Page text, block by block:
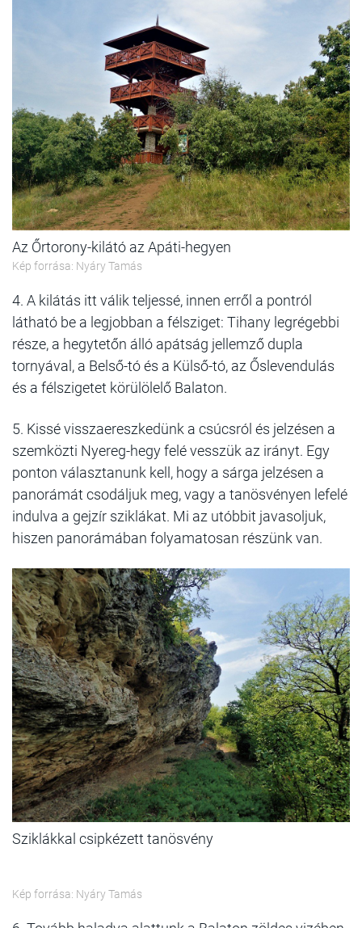
Az Őrtorony-kilátó az Apáti-hegyen
Kép forrása: Nyáry Tamás
4. A kilátás itt válik teljessé, innen erről a pontról
látható be a legjobban a félsziget: Tihany legrégebbi
része, a hegytetőn álló apátság jellemző dupla
tornyával, a Belső-tó és a Külső-tó, az Őslevendulás
és a félszigetet körülölelő Balaton.
5. Kissé visszaereszkedünk a csúcsról és jelzésen a
szemközti Nyereg-hegy felé vesszük az irányt. Egy
ponton választanunk kell, hogy a sárga jelzésen a
panorámát csodáljuk meg, vagy a tanösvényen lefelé
indulva a gejzír sziklákat. Mi az utóbbit javasoljuk,
hiszen panorámában folyamatosan részünk van.
Sziklákkal csipkézett tanösvény
Kép forrása: Nyáry Tamás